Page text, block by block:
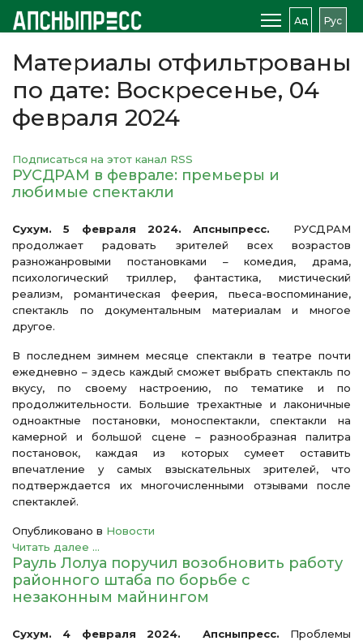
Аԥс Рус
Материалы отфильтрованы
по дате: Воскресенье, 04
февраля 2024
Подписаться на этот канал RSS
РУСДРАМ в феврале: премьеры и
любимые спектакли
Сухум. 5 февраля 2024. Апсныпресс. РУСДРАМ
продолжает радовать зрителей всех возрастов
разножанровыми постановками – комедия, драма,
психологический триллер, фантастика, мистический
реализм, романтическая феерия, пьеса-воспоминание,
спектакль по документальным материалам и многое
другое.
В последнем зимнем месяце спектакли в театре почти
ежедневно – здесь каждый сможет выбрать спектакль по
вкусу, по своему настроению, по тематике и по
продолжительности. Большие трехактные и лаконичные
одноактные постановки, моноспектакли, спектакли на
камерной и большой сцене – разнообразная палитра
постановок, каждая из которых сумеет оставить
впечатление у самых взыскательных зрителей, что
подтверждается их многочисленными отзывами после
спектаклей.
Опубликовано в Новости
Читать далее ...
Рауль Лолуа поручил возобновить работу
районного штаба по борьбе с
незаконным майнингом
Сухум. 4 февраля 2024. Апсныпресс. Проблемы